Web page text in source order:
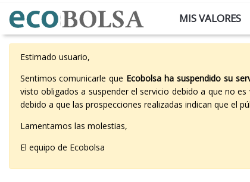
MIS VALORES
Estimado usuario,
Sentimos comunicarle que Ecobolsa ha suspendido su
visto obligados a suspender el servicio debido a que no
debido a que las prospecciones realizadas indican que el
Lamentamos las molestias,
El equipo de Ecobolsa